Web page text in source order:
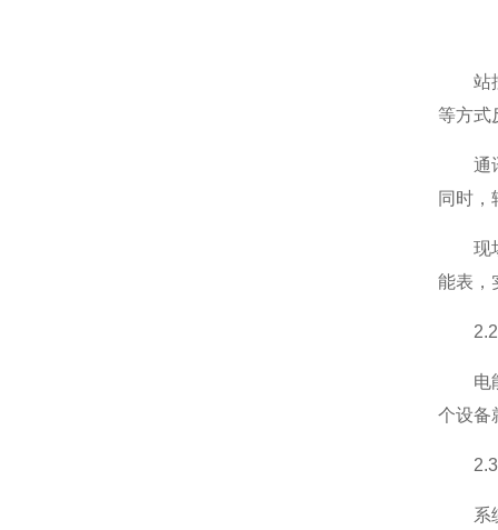
站控
等方式
通讯
同时，
现场
能表，
2.2
电能
个设备
2.3
系统